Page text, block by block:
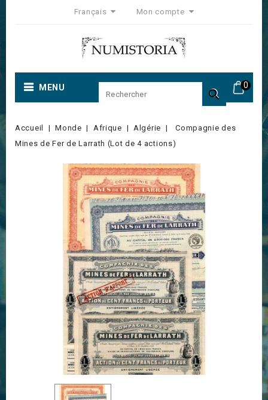
Français Mon compte
0
MENU 
Accueil Monde Afrique Algérie
Compagnie des
Mines de Fer de Larrath (Lot de 4 actions)